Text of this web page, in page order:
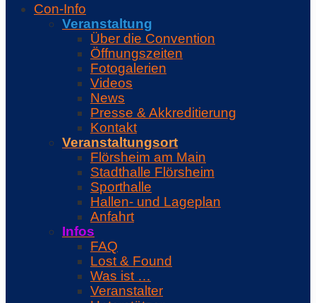
Con-Info
Veranstaltung
Über die Convention
Öffnungszeiten
Fotogalerien
Videos
News
Presse & Akkreditierung
Kontakt
Veranstaltungsort
Flörsheim am Main
Stadthalle Flörsheim
Sporthalle
Hallen- und Lageplan
Anfahrt
Infos
FAQ
Lost & Found
Was ist …
Veranstalter